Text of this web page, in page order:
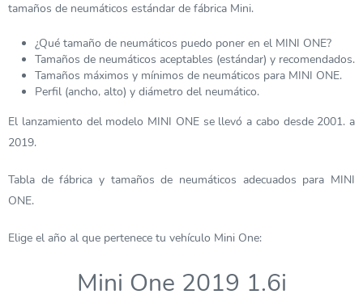
tamaños de neumáticos estándar de fábrica Mini.
¿Qué tamaño de neumáticos puedo poner en el MINI ONE?
Tamaños de neumáticos aceptables (estándar) y recomendados.
Tamaños máximos y mínimos de neumáticos para MINI ONE.
Perfil (ancho, alto) y diámetro del neumático.
El lanzamiento del modelo MINI ONE se llevó a cabo desde 2001. a
2019.
Tabla de fábrica y tamaños de neumáticos adecuados para MINI
ONE.
Elige el año al que pertenece tu vehículo Mini One:
Mini One 2019 1.6i